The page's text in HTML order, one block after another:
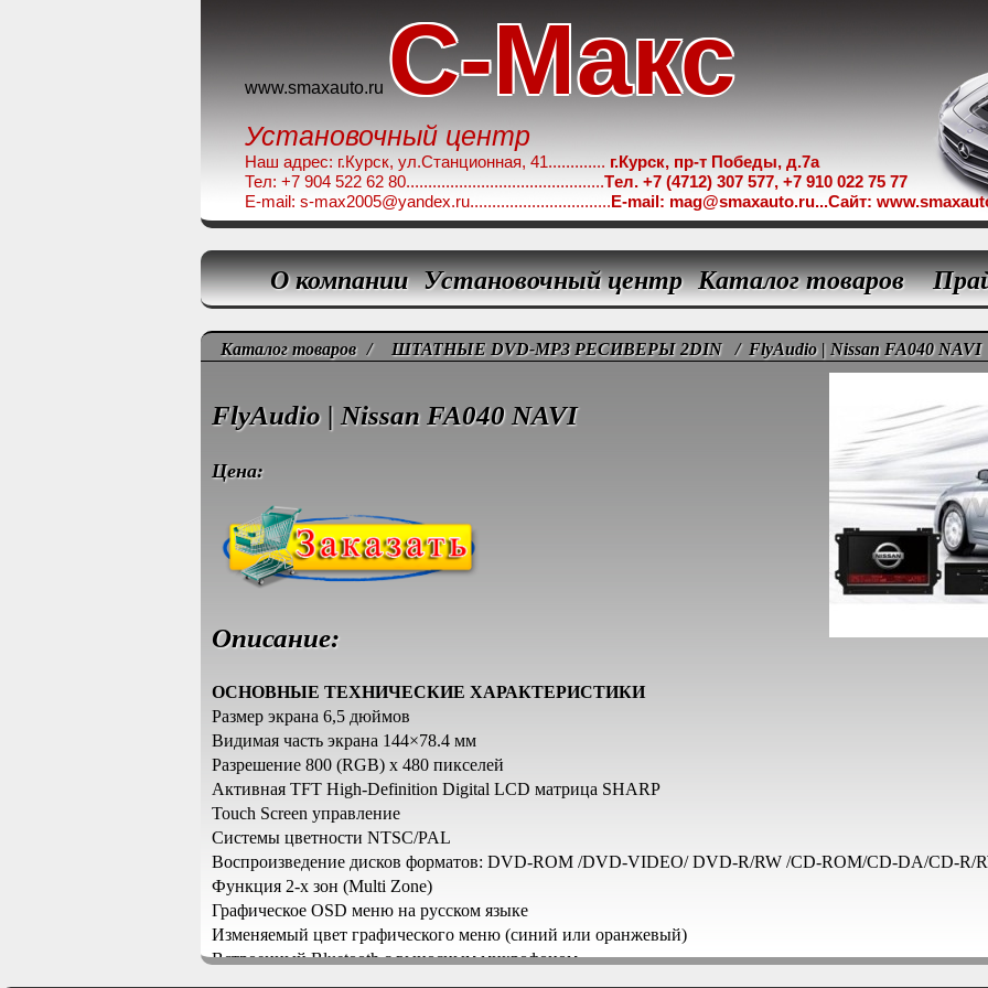
www.smaxauto.ru C-Макс
Установочный центр
Наш адрес: г.Курск, ул.Станционная, 41............. г.Курск, пр-т Победы, д.7а
Тел: +7 904 522 62 80.............................................Tел. +7 (4712) 307 577, +7 910 022 75 77
E-mail: s-max2005@yandex.ru................................E-mail: mag@smaxauto.ru...Сайт:
О компании Установочный центр Каталог товаров
Каталог товаров / ШТАТНЫЕ DVD-MP3 РЕСИВЕРЫ 2DIN/ FlyAudio | Nissan FA040 NAVI
FlyAudio | Nissan FA040 NAVI
Цена:
Описание:
ОСНОВНЫЕ TEХНИЧЕСКИЕ ХАРАКТЕРИСТИКИ
Размер экрана 6,5 дюймов
Видимая часть экрана 144×78.4 мм
Разрешение 800 (RGB) x 480 пикселей
Активная TFT High-Definition Digital LCD матрица SHARP
Touch Screen управление
Системы цветности NTSC/PAL
Воспроизведение дисков форматов: DVD-ROM /DVD-VIDEO/ DVD-R/RW /CD-ROM/CD-DA/CD-R/
Функция 2-х зон (Multi Zone)
Графическое OSD меню на русском языке
Изменяемый цвет графического меню (синий или оранжевый)
Встроенный Bluetooth с выносным микрофоном
Hi-Fi усилитель мощностью 45 Вт х 4